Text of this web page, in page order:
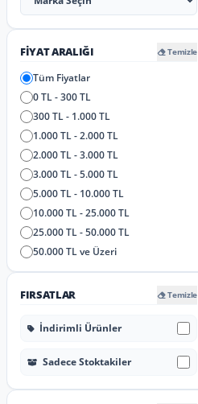
FIYAT ARALIĞI Temizle
Tüm Fiyatlar
0 TL - 300 TL
300 TL - 1.000 TL
1.000 TL - 2.000 TL
2.000 TL - 3.000 TL
3.000 TL - 5.000 TL
5.000 TL - 10.000 TL
10.000 TL - 25.000 TL
25.000 TL - 50.000 TL
50.000 TL ve Üzeri
FIRSATLAR Temizle
İndirimli Ürünler
Sadece Stoktakiler